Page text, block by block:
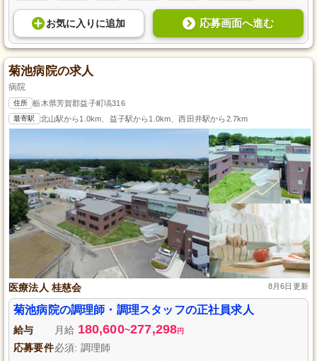
お気に入り に追加 応募画面へ進む
菊池病院の求人
病院
住所 栃木県芳賀郡益子町塙316
最寄駅 北山駅から1.0km、益子駅から1.0km、西田井駅から2.7km
医療法人 桂慈会 8月6日更新
菊池病院の調理師・調理スタッフの正社員求人
給与 月給 180,600~277,298円
応募要件必須: 調理師